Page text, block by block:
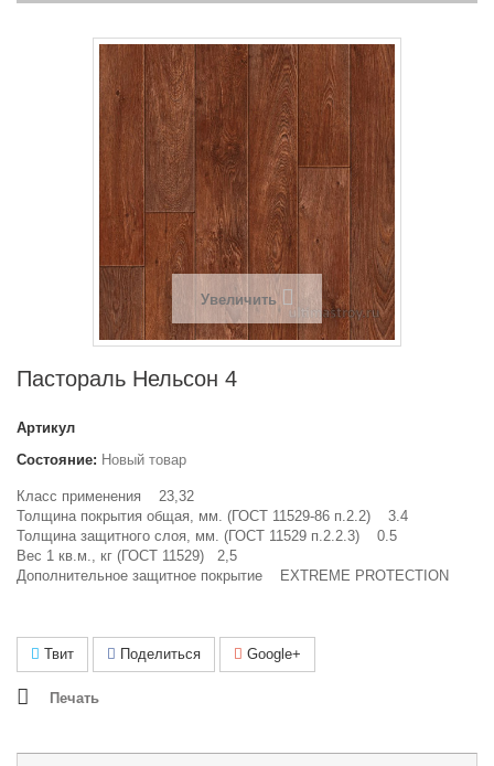
Увеличить
Пастораль Нельсон 4
Артикул
Состояние: Новый товар
Класс применения 23,32
Толщина покрытия общая, мм. (ГОСТ 11529-86 п.2.2) 3.4
Толщина защитного слоя, мм. (ГОСТ 11529 п.2.2.3) 0.5
Вес 1 кв.м., кг (ГОСТ 11529) 2,5
Дополнительное защитное покрытие EXTREME PROTECTION
Твит Поделиться Google+
Печать